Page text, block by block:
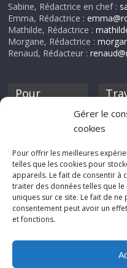
Gérer le
cookies
Pour offrir les meilleures
telles que les cookies pour
appareils. Le fait de consentir à
traiter des données telles que
uniques sur ce site. Le fait de
consentement peut avoir un
et fonctions.
Sabine, Rédactrice en chef :
Emma, Rédactrice :
Mathilde, Rédactrice :
Morgane, Rédactrice :
Renaud, Rédacteur :
Pour
discothèque
Si tu
pas à
tes
séries
net